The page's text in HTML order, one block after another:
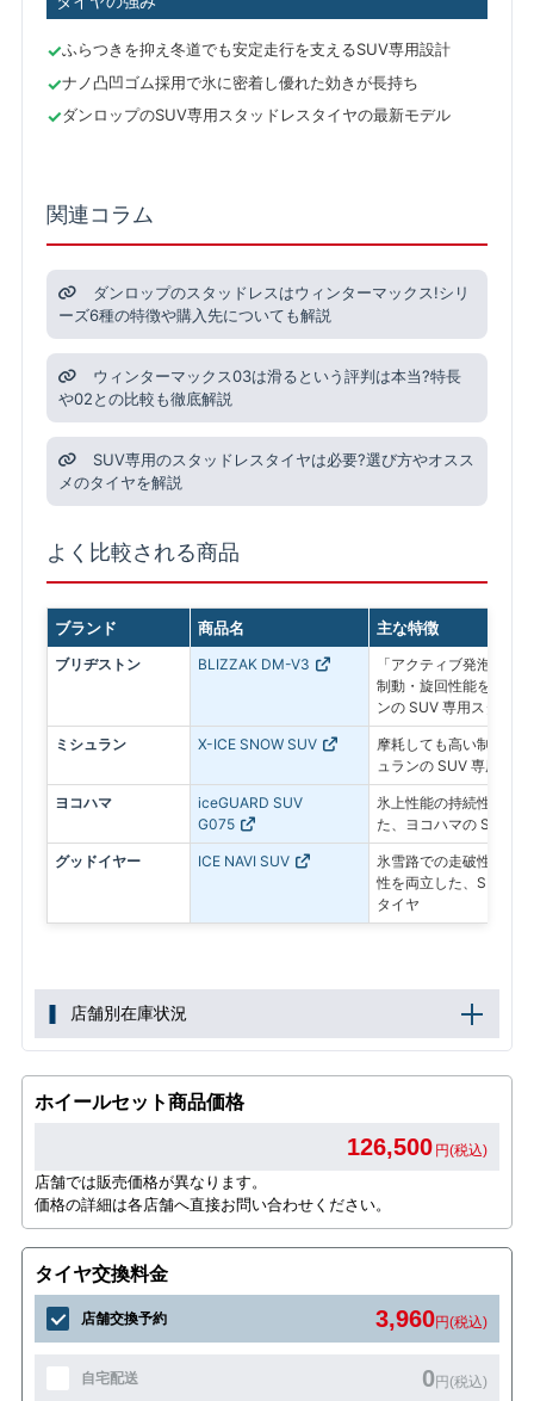
ふらつきを抑え冬道でも安定走行を支えるSUV専用設計
ナノ凸凹ゴム採用で氷に密着し優れた効きが長持ち
ダンロップのSUV専用スタッドレスタイヤの最新モデル
関連コラム
ダンロップのスタッドレスはウィンターマックス!シリ
ーズ6種の特徴や購入先についても解説
ウィンターマックス03は滑るという評判は本当?特長
や02との比較も徹底解説
SUV専用のスタッドレスタイヤは必要?選び方やオスス
メのタイヤを解説
よく比較される商品
ブランド 商品名 主な特徴
ブリヂストン BLIZZAK DM-V3
「アクティブ発泡ゴム
制動・旋回性能を追求
ンの SUV 専用スタッド
ミシュラン X-ICE SNOW SUV
摩耗しても高い制動力
ュランの SUV 専用スタ
ヨコハマ
iceGUARD SUV
G075
氷上性能の持続性と燃
た、ヨコハマの SUV 専
グッドイヤー ICE NAVI SUV
氷雪路での走破性とド
性を両立した、SUV専
タイヤ
店舗別在庫状況
ホイールセット商品価格
126,500 円(税込)
店舗では販売価格が異なります。
価格の詳細は各店舗へ直接お問い合わせください。
タイヤ交換料金
店舗交換予約 3,960円(税込)
自宅配送 0円(税込)